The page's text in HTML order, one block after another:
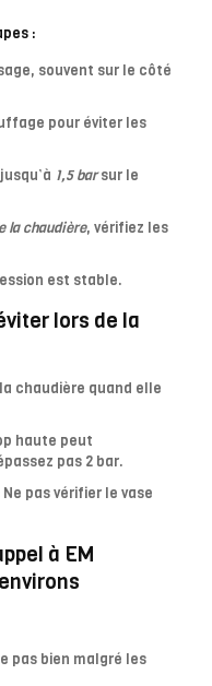
:
souvent sur le côté
pour éviter les
1,5 barsur le
la chaudière, vérifiez les
est stable.
lors de la
chaudière quand elle
haute peut
pas 2 bar.
Ne pas vérifier le vase
à EM
pas bien malgré les